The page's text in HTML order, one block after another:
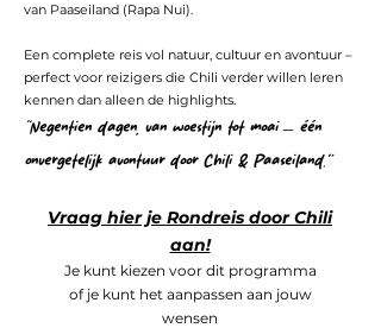
van Paaseiland (Rapa Nui).
Een complete reis vol natuur, cultuur en avontuur –
perfect voor reizigers die Chili verder willen leren
kennen dan alleen de highlights.
“Negentien dagen, van woestijn tot moai – één
onvergetelijk avontuur door Chili & Paaseiland.”
Vraag hier je Rondreis door Chili
aan!
Je kunt kiezen voor dit programma
of je kunt het aanpassen aan jouw
wensen